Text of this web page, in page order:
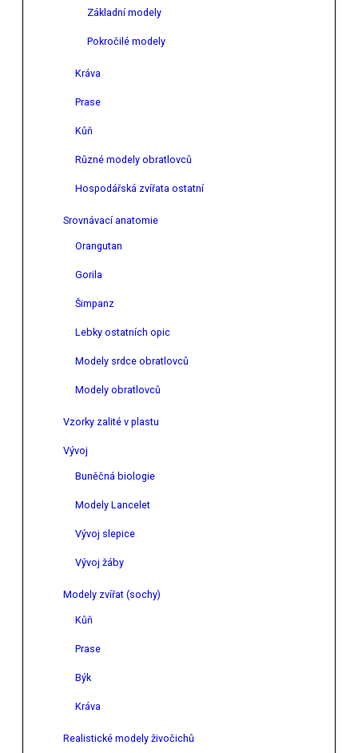
Základní modely
Pokročilé modely
Kráva
Prase
Kůň
Různé modely obratlovců
Hospodářská zvířata ostatní
Srovnávací anatomie
Orangutan
Gorila
Šimpanz
Lebky ostatních opic
Modely srdce obratlovců
Modely obratlovců
Vzorky zalité v plastu
Vývoj
Buněčná biologie
Modely Lancelet
Vývoj slepice
Vývoj žáby
Modely zvířat (sochy)
Kůň
Prase
Býk
Kráva
Realistické modely živočichů